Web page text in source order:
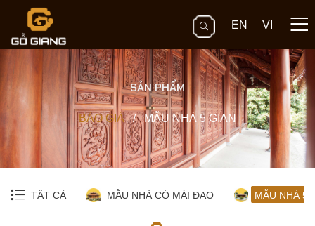
EN VI
SẢN PHẨM
BÁO GIÁ / MẪU NHÀ 5 GIAN
TẤT CẢ MẪU NHÀ CÓ MÁI ĐAO MẪU NHÀ 5